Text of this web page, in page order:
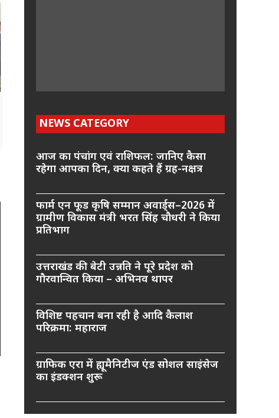
NEWS CATEGORY
आज का पंचांग एवं राशिफल: जानिए कैसा
रहेगा आपका दिन, क्या कहते हैं ग्रह-नक्षत्र
फार्म एन फूड कृषि सम्मान अवार्ड्स–2026 में
ग्रामीण विकास मंत्री भरत सिंह चौधरी ने किया
प्रतिभाग
उत्तराखंड की बेटी उन्नति ने पूरे प्रदेश को
गौरवान्वित किया – अभिनव थापर
विशिष्ट पहचान बना रही है आदि कैलाश
परिक्रमा: महाराज
ग्राफिक एरा में ह्यूमैनिटीज एंड सोशल साइंसेज
का इंडक्शन शुरू